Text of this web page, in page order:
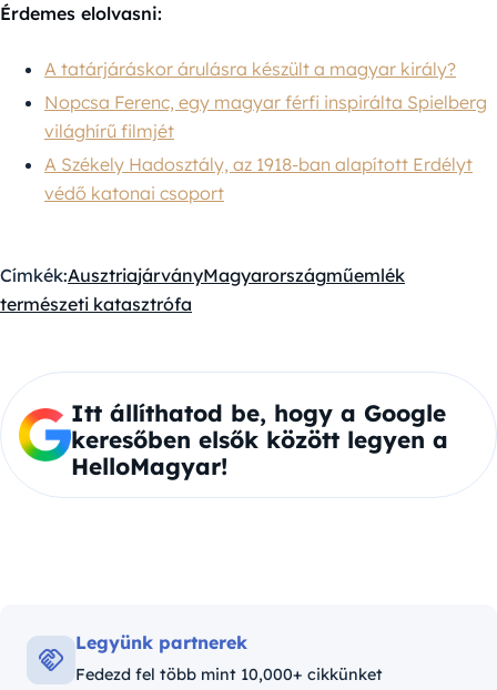
Érdemes elolvasni:
A tatárjáráskor árulásra készült a magyar király?
Nopcsa Ferenc, egy magyar férfi inspirálta Spielberg
világhírű filmjét
A Székely Hadosztály, az 1918-ban alapított Erdélyt
védő katonai csoport
Címkék:AusztriajárványMagyarországműemlék
természeti katasztrófa
Itt állíthatod be, hogy a Google
keresőben elsők között legyen a
HelloMagyar!
Legyünk partnerek
Fedezd fel több mint 10,000+ cikkünket